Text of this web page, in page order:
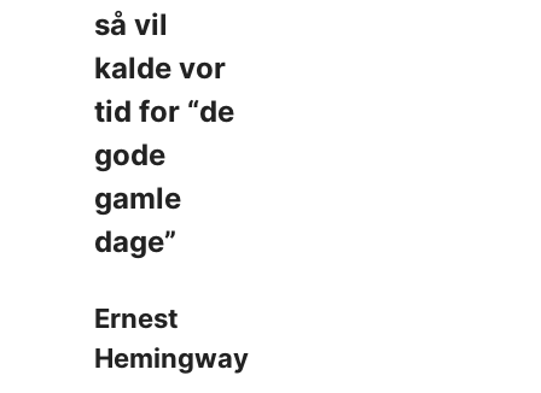
så vil
kalde vor
tid for “de
gode
gamle
dage”
Ernest
Hemingway